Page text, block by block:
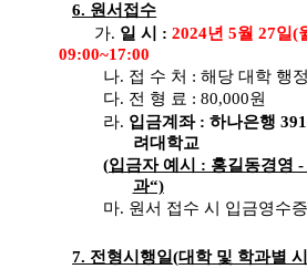
6. 원서접수
가. 일 시 :2024년 5월27일(
09:00~17:00
나. 접 수 처 : 해당 대학 행
다. 전 형 료 : 80,000원
라. 입금계좌 : 하나은행
려대학교
(입금자 예시 : 홍길동경영 -
과“)
마. 원서 접수 시 입금영수
7. 전형시행일(대학 및 학과별